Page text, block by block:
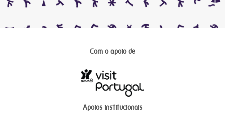
Com o apoio de
Apoios institucionais